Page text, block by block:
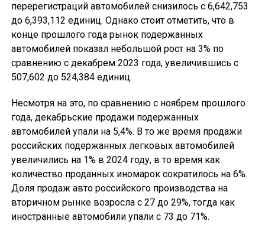
перерегистраций автомобилей снизилось с 6,642,753
до 6,393,112 единиц. Однако стоит отметить, что в
конце прошлого года рынок подержанных
автомобилей показал небольшой рост на 3% по
сравнению с декабрем 2023 года, увеличившись с
507,602 до 524,384 единиц.
Несмотря на это, по сравнению с ноябрем прошлого
года, декабрьские продажи подержанных
автомобилей упали на 5,4%. В то же время продажи
российских подержанных легковых автомобилей
увеличились на 1% в 2024 году, в то время как
количество проданных иномарок сократилось на 6%.
Доля продаж авто российского производства на
вторичном рынке возросла с 27 до 29%, тогда как
иностранные автомобили упали с 73 до 71%.